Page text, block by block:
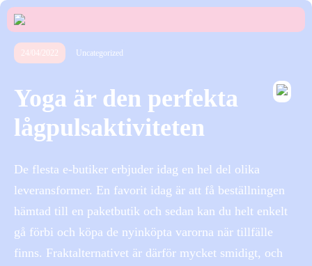
24/04/2022 Uncategorized
Yoga är den perfekta
lågpulsaktiviteten
De flesta e-butiker erbjuder idag en hel del olika
leveransformer. En favorit idag är att få beställningen
hämtad till en paketbutik och sedan kan du helt enkelt
gå förbi och köpa de nyinköpta varorna när tillfälle
finns. Fraktalternativet är därför mycket smidigt, och